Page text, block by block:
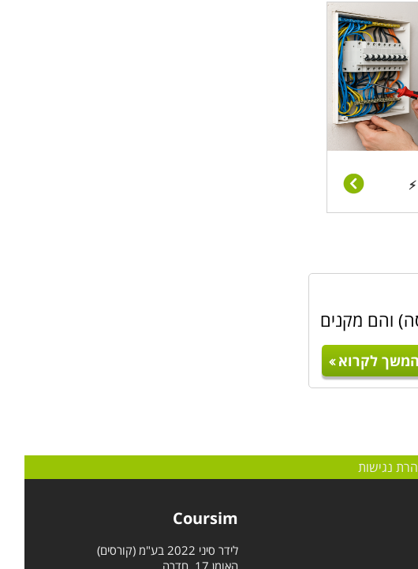
והם מקנים
המשך לקרוא
נגישות
Coursim
לידר סיני 2022 בע"מ (קורסים)
האומן 17, חדרה